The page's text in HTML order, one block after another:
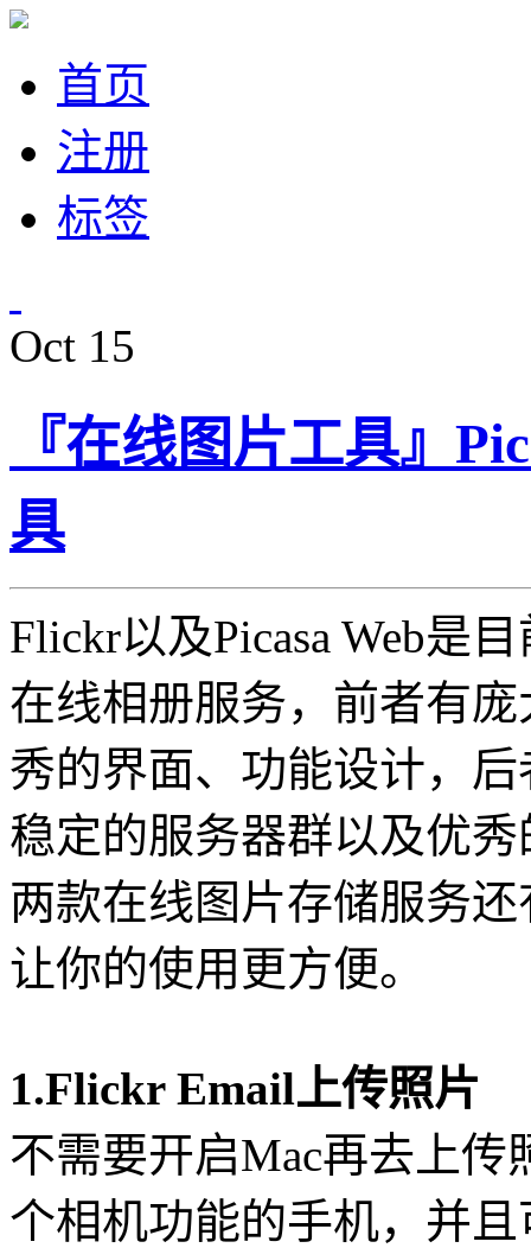
首页
注册
标签
Oct 15
『在线图片工具』
具
Flickr以及Picasa Web是
在线相册服务，前者有
秀的界面、功能设计，后
稳定的服务器群以及优
两款在线图片存储服务
让你的使用更方便。
1.Flickr Email上传照片
不需要开启Mac再去上
个相机功能的手机，并